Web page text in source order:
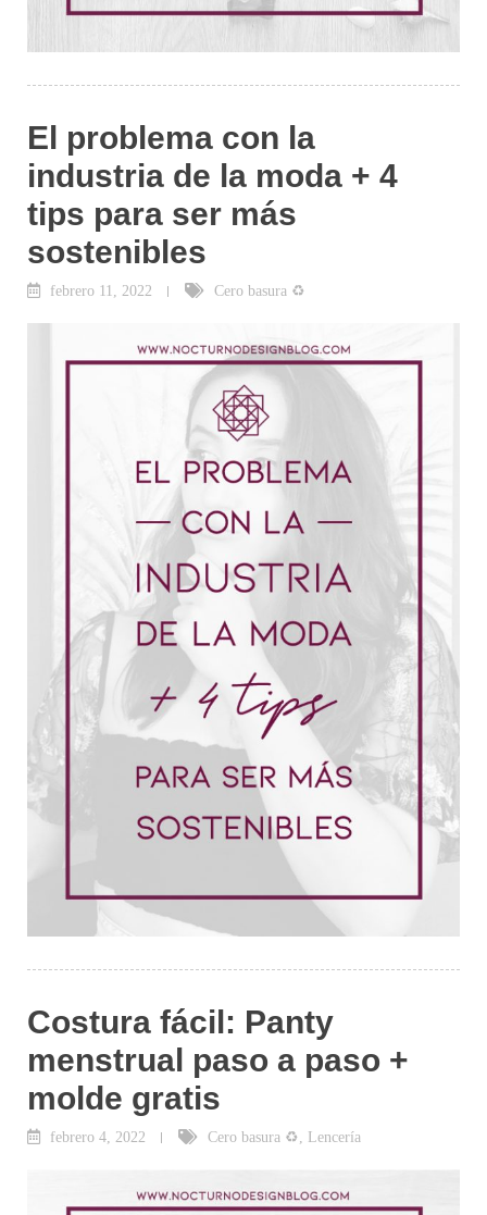
El problema con la
industria de la moda + 4
tips para ser más
sostenibles
febrero 11, 2022 Cero basura ♻
Costura fácil: Panty
menstrual paso a paso +
molde gratis
febrero 4, 2022 Cero basura ♻ , Lencería